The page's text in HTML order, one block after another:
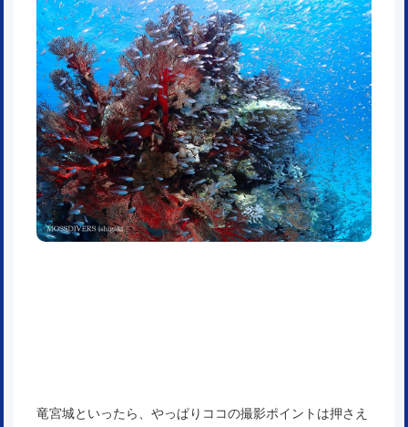
竜宮城といったら、やっぱりココの撮影ポイントは押さえ